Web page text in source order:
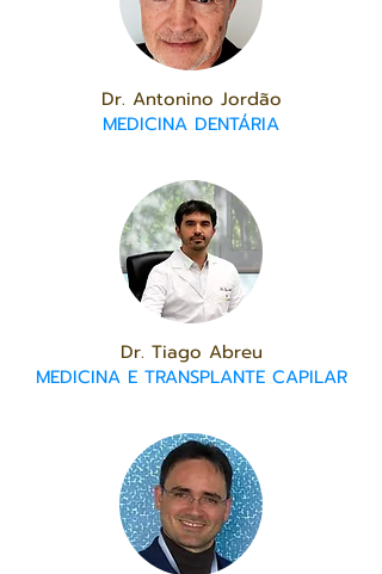
Dr. Antonino Jordão
MEDICINA DENTÁRIA
Dr. Tiago Abreu
MEDICINA E TRANSPLANTE CAPILAR